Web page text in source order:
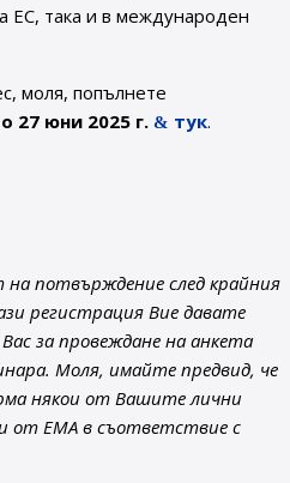
ЕС, така и в международен
моля, попълнете
27 юни 2025 г. тук.
потвърждение след крайния
регистрация Вие давате
за провеждане на анкета
Моля, имайте предвид, че
някои от Вашите лични
от EMA в съответствие с